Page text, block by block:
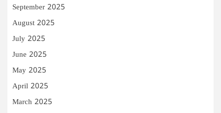
September 2025
August 2025
July 2025
June 2025
May 2025
April 2025
March 2025